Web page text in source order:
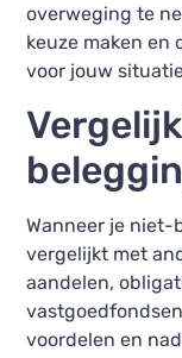
overweging te
keuze maken en
voor jouw
Wanneer je
vergelijkt met
aandelen,
voordelen en